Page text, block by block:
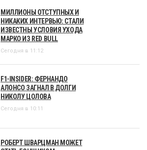
МИЛЛИОНЫ ОТСТУПНЫХ И
НИКАКИХ ИНТЕРВЬЮ: СТАЛИ
ИЗВЕСТНЫ УСЛОВИЯ УХОДА
МАРКО ИЗ RED BULL
Сегодня в 11:12
F1-INSIDER: ФЕРНАНДО
АЛОНСО ЗАГНАЛ В ДОЛГИ
НИКОЛУ ЦОЛОВА
Сегодня в 10:11
РОБЕРТ ШВАРЦМАН МОЖЕТ